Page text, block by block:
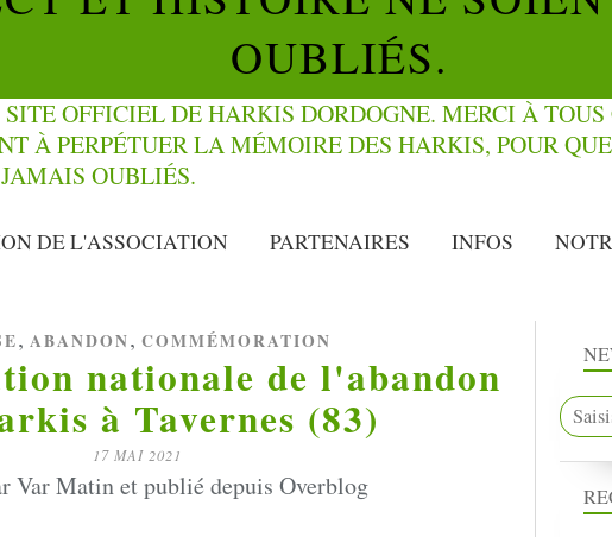
OUBLIÉS.
DE L'ASSOCIATION PARTENAIRES INFOS
, ABANDON, COMMÉMORATION
nationale de l'abandon
à Tavernes (83)
17 MAI 2021
Var Matin et publié depuis Overblog